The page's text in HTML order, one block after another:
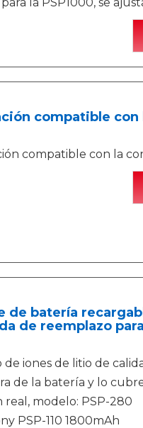
compatible con
compatible con la
de batería
de reemplazo para
iones de litio de
de la batería y lo
real, modelo: PSP-280
PSP-110 1800mAh